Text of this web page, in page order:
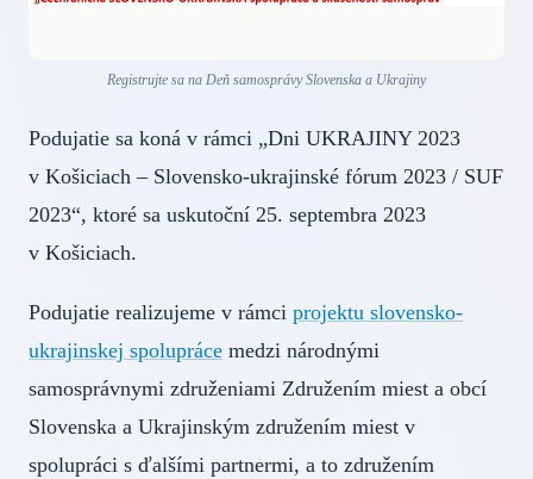
Registrujte sa na Deň samosprávy Slovenska a Ukrajiny
Podujatie sa koná v rámci „Dni UKRAJINY 2023
v Košiciach – Slovensko-ukrajinské fórum 2023 / SUF
2023“, ktoré sa uskutoční 25. septembra 2023
v Košiciach.
Podujatie realizujeme v rámci projektu slovensko-
ukrajinskej spolupráce medzi národnými
samosprávnymi združeniami Združením miest a obcí
Slovenska a Ukrajinským združením miest v
spolupráci s ďalšími partnermi, a to združením